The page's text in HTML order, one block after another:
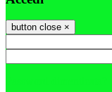
button close ×